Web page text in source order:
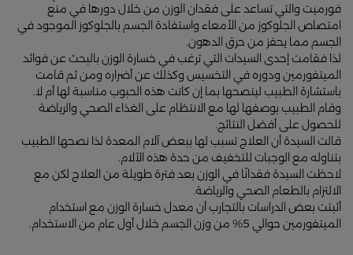
فورميت والتي تساعد على فقدان الوزن من خلال دورها في منع
امتصاص الجلوكوز من الأمعاء واستفادة الجسم بالجلوكوز الموجود في
الجسم مما يحفز من حرق الدهون.
لذا فقامت إحدى السيدات التي ترغب في خسارة الوزن بالبحث عن فوائد
الميتفورمين ودوره في التخسيس وكذلك عن أضراره ومن ثم قامت
باستشارة الطبيب لينصحها بما إن كانت هذه الحبوب مناسبة لها أم لا.
وقام الطبيب بوصفها لها مع الانتظام على الغذاء الصحي والرياضة
للحصول على أفضل النتائج.
قالت السيدة أن العلاج تسبب لها ببعض آلام المعدة لذا نصحها الطبيب
بتناوله مع الوجبات للتخفيف من حدة هذه الآلام.
لاحظت السيدة فقدانًا في الوزن بعد فترة طويلة من العلاج لكن مع
الالتزام بالطعام الصحي والرياضة.
أثبتت بعض الدراسات بالتجارب أن معدل خسارة الوزن مع استخدام
الميتفورمين حوالي 5% من وزن الجسم خلال أول عام من الاستخدام.